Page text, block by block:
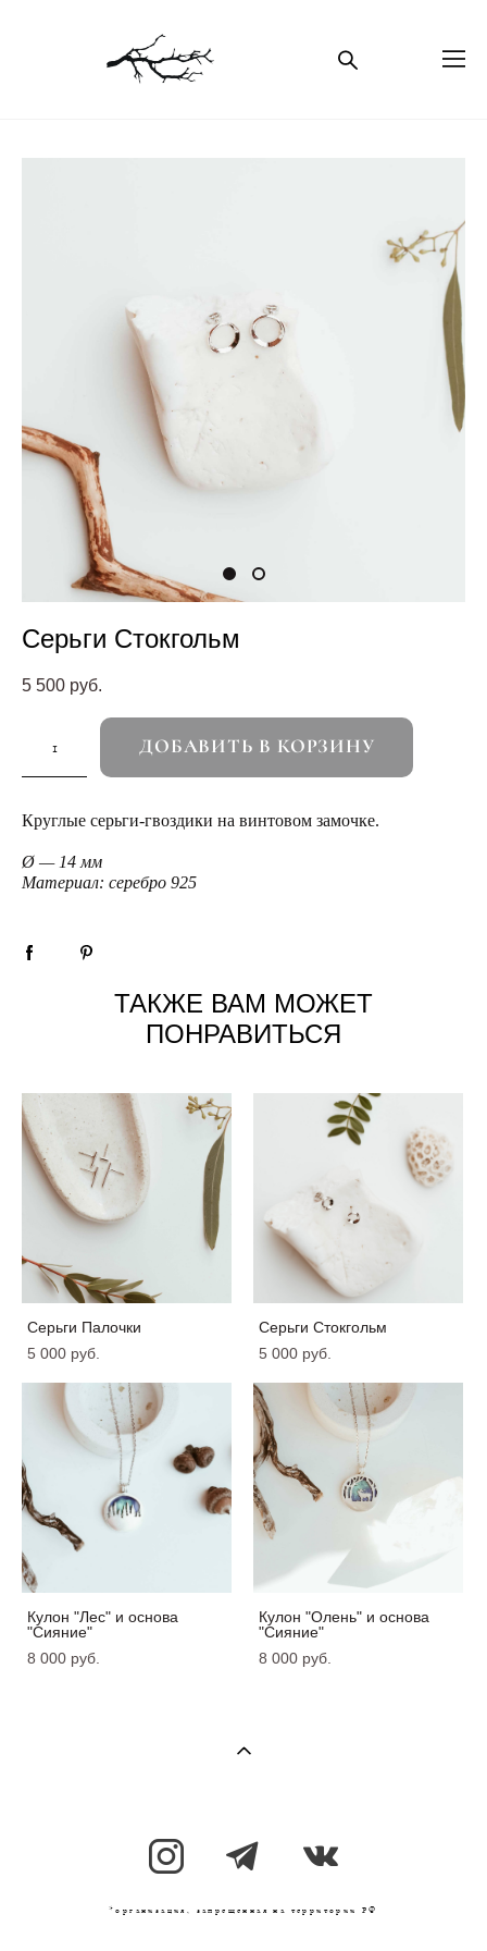
Серьги Стокгольм
5 500 pуб.
ДОБАВИТЬ В КОРЗИНУ
Круглые серьги-гвоздики на винтовом замочке.
Ø — 14 мм
Материал: серебро 925
ТАКЖЕ ВАМ МОЖЕТ
ПОНРАВИТЬСЯ
Серьги Палочки
5 000 pуб.
Серьги Стокгольм
5 000 pуб.
Кулон "Лес" и основа
"Сияние"
8 000 pуб.
Кулон "Олень" и основа
"Сияние"
8 000 pуб.
*организация, запрещенная на территории РФ